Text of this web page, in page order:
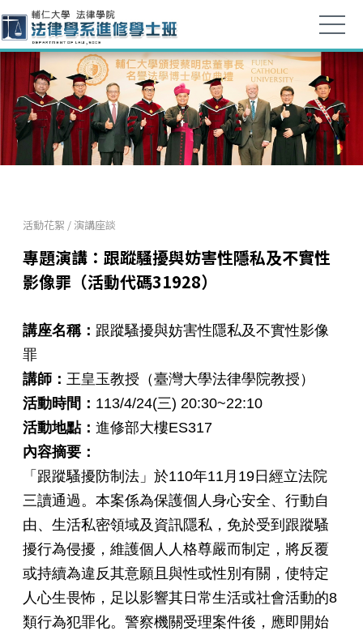
活動花絮 /演講座談
專題演講：跟蹤騷擾與妨害性隱私及不實性
影像罪（活動代碼31928）
講座名稱： 跟蹤騷擾與妨害性隱私及不實性影像
罪
講師：王皇玉教授（臺灣大學法律學院教授）
活動時間： 113/4/24(三) 20:30~22:10
活動地點：進修部大樓ES317
內容摘要：
「跟蹤騷擾防制法」於110年11月19日經立法院
三讀通過。本案係為保護個人身心安全、行動自
由、生活私密領域及資訊隱私，免於受到跟蹤騷
擾行為侵擾，維護個人人格尊嚴而制定，將反覆
或持續為違反其意願且與性或性別有關，使特定
人心生畏怖，足以影響其日常生活或社會活動的8
類行為犯罪化。警察機關受理案件後，應即開始